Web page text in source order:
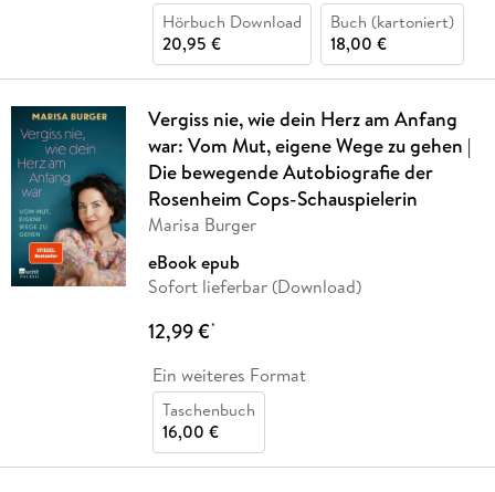
Hörbuch Download
20,95 €
Buch (kartoniert)
18,00 €
Vergiss nie, wie dein Herz am Anfang
war: Vom Mut, eigene Wege zu gehen |
Die bewegende Autobiografie der
Rosenheim Cops-Schauspielerin
Marisa Burger
eBook epub
Sofort lieferbar (Download)
12,99 €*
Ein weiteres Format
Taschenbuch
16,00 €